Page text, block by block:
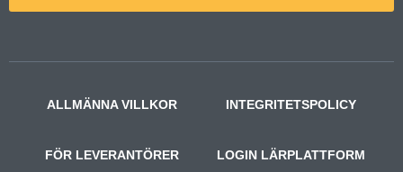
ALLMÄNNA VILLKOR INTEGRITETSPOLICY
FÖR LEVERANTÖRER LOGIN LÄRPLATTFORM